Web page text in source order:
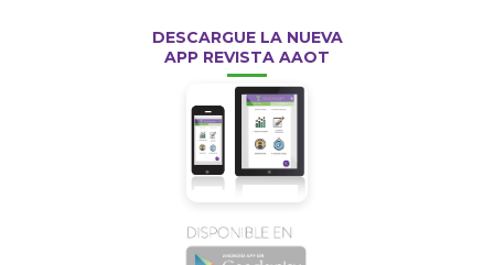
DESCARGUE LA NUEVA
APP REVISTA AAOT